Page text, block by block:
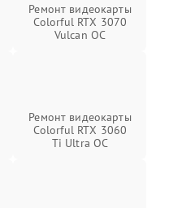
Ремонт видеокарты
Colorful RTX 3070
Vulcan OC
Ремонт видеокарты
Colorful RTX 3060
Ti Ultra OC